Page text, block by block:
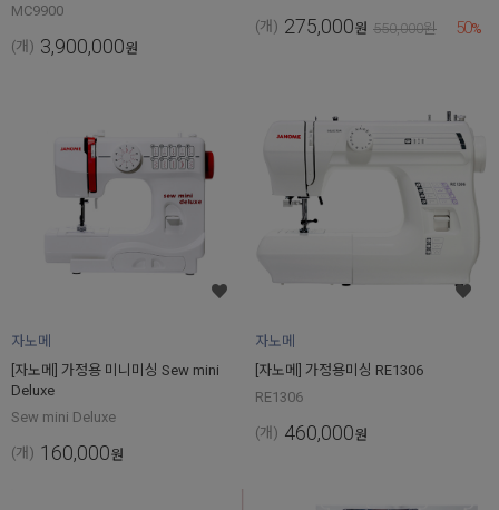
MC9900
(개) 3,900,000원
(개) 275,000원 550,000원 50%
자노메
[자노메] 가정용 미니미싱 Sew mini
Deluxe
Sew mini Deluxe
(개) 160,000원
자노메
[자노메] 가정용미싱 RE1306
RE1306
(개) 460,000원